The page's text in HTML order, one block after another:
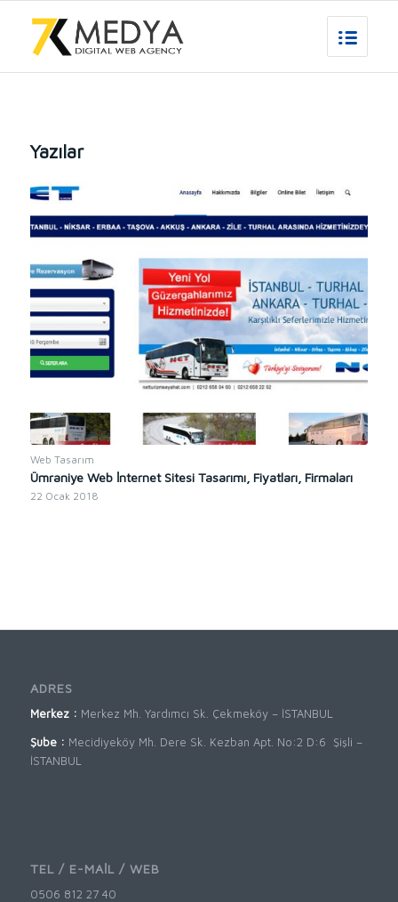
Yazılar
Web Tasarım
Ümraniye Web İnternet Sitesi Tasarımı, Fiyatları, Firmaları
22 Ocak 2018
ADRES
Merkez : Merkez Mh. Yardımcı Sk. Çekmeköy – İSTANBUL
Şube : Mecidiyeköy Mh. Dere Sk. Kezban Apt. No:2 D:6 Şişli –
İSTANBUL
TEL / E-MAİL / WEB
0506 812 27 40